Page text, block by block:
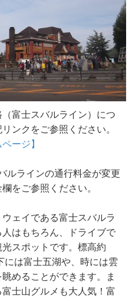
富士スバルライン）につ
ンクをご参照ください。
ージ】
ルラインの通行料金が変更
をご参照ください。
ェイである富士スバルラ
はもちろん、ドライブで
スポットです。標高約
は富士五湖や、時には雲
めることができます。ま
士山グルメも大人気！富